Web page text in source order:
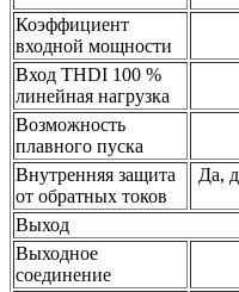
Коэффициент
входной мощности
Вход THDI 100 %
линейная нагрузка
Возможность
плавного пуска
Внутренняя защита
от обратных токов
Да,
Выход
Выходное
соединение